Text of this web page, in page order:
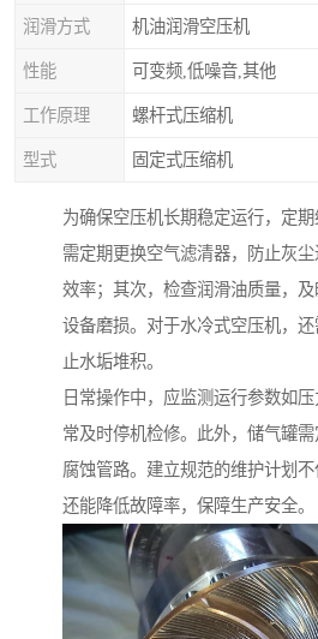
润滑方式 机油润滑空压机
性能 可变频,低噪音,其他
工作原理 螺杆式压缩机
型式 固定式压缩机
为确保空压机长期稳定运行，定期
需定期更换空气滤清器，防止灰
效率；其次，检查润滑油质量，
设备磨损。对于水冷式空压机，
止水垢堆积。
日常操作中，应监测运行参数如
常及时停机检修。此外，储气罐
腐蚀管路。建立规范的维护计划不
还能降低故障率，保障生产安全。